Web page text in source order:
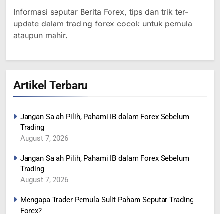
Informasi seputar Berita Forex, tips dan trik ter-
update dalam trading forex cocok untuk pemula
ataupun mahir.
Artikel Terbaru
Jangan Salah Pilih, Pahami IB dalam Forex Sebelum
Trading
August 7, 2026
Jangan Salah Pilih, Pahami IB dalam Forex Sebelum
Trading
August 7, 2026
Mengapa Trader Pemula Sulit Paham Seputar Trading
Forex?
364
RENCANA PEMANGKASAN
365